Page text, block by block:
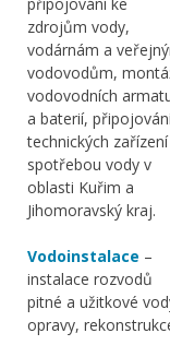
zdrojům vody,
vodárnám a
vodovodům,
vodovodních
a baterií,
technických
spotřebou vody v
oblasti Kuřim a
Jihomoravský kraj.
Vodoinstalace –
instalace rozvodů
pitné a užitkové
opravy,